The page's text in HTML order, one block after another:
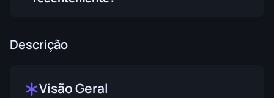
Descrição
Visão Geral